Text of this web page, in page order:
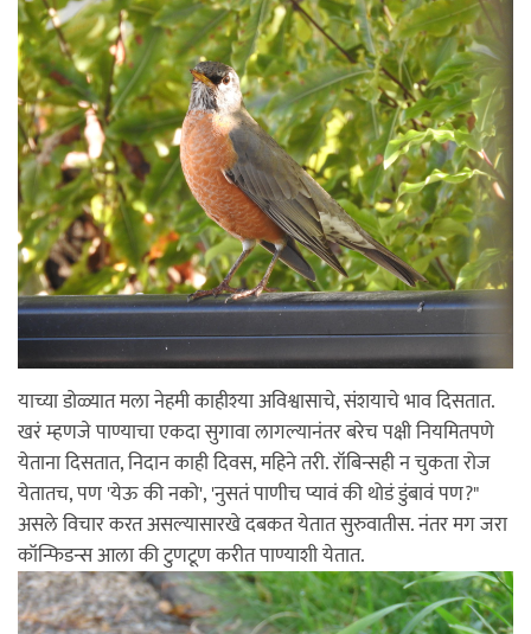
याच्या डोळ्यात मला नेहमी काहीश्या अविश्वासाचे, संशयाचे भाव दिसतात.
खरं म्हणजे पाण्याचा एकदा सुगावा लागल्यानंतर बरेच पक्षी नियमितपणे
येताना दिसतात, निदान काही दिवस, महिने तरी. रॉबिन्सही न चुकता रोज
येतातच, पण 'येऊ की नको', 'नुसतं पाणीच प्यावं की थोडं डुंबावं पण?"
असले विचार करत असल्यासारखे दबकत येतात सुरुवातीस. नंतर मग जरा
कॉन्फिडन्स आला की टुणटूण करीत पाण्याशी येतात.